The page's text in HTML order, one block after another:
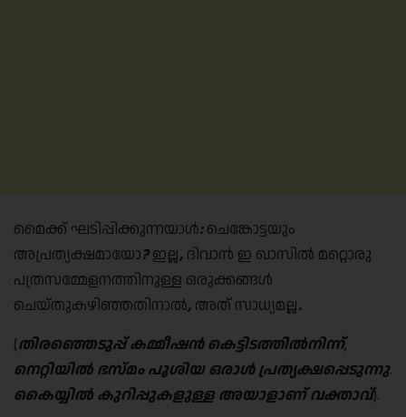
മൈക്ക് ഘടിപ്പിക്കുന്നയാൾ:ചെങ്കോട്ടയും
അപ്രത്യക്ഷമായോ?ഇല്ല, ദിവാൻ ഇ ഖാസിൽ മറ്റൊരു
പത്രസമ്മേളനത്തിനുള്ള ഒരുക്കങ്ങൾ
ചെയ്തുകഴിഞ്ഞതിനാൽ, അത് സാധ്യമല്ല.
(തിരഞ്ഞെടുപ്പ് കമ്മീഷൻ കെട്ടിടത്തിൽനിന്ന്,
നെറ്റിയിൽ ഭസ്മം പൂശിയ ഒരാൾ പ്രത്യക്ഷപ്പെടുന്നു.
കൈയ്യിൽ കുറിപ്പുകളുള്ള അയാളാണ് വക്താവ്).